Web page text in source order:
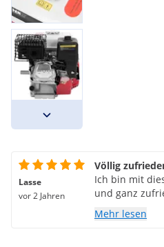
Lasse
vor 2 Jahren
Völlig
Ich bin mit
und ganz
Mehr lesen